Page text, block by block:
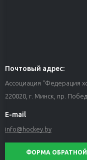
Почтовый адрес:
Ассоциация "Федерация
220020, г. Минск, пр.
E-mail
info@hockey.by
ФОРМА ОБРАТНОЙ